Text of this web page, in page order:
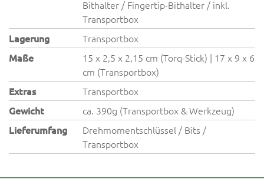
Bithalter / Fingertip-Bithalter / inkl.
Transportbox
Lagerung
Transportbox
Maße
15 x 2,5 x 2,15 cm (Torq-Stick) | 17 x 9 x 6
cm (Transportbox)
Extras
Transportbox
Gewicht
ca. 390g (Transportbox & Werkzeug)
Lieferumfang
Drehmomentschlüssel / Bits /
Transportbox